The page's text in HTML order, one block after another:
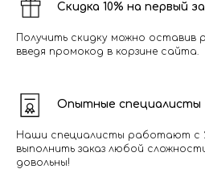
Скидка 10% на первый
Получить скидку можно оставив
введя промокод в корзине сайта.
Опытные специалисты
Наши специалисты работают с
выполнить заказ любой
довольны!